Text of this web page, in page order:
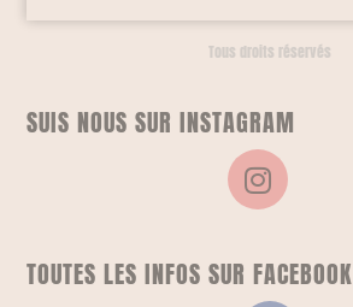
Tous droits réservés
SUIS NOUS SUR INSTAGRAM
TOUTES LES INFOS SUR FACEBOOK